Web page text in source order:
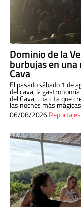
Dominio de la
burbujas en una
Cava
El pasado sábado 1 de
del cava, la
del Cava, una cita que
las noches más
06/08/2026Reportajes